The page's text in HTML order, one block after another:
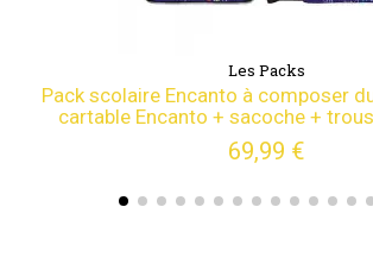
Les Packs
Pack scolaire Encanto à composer
cartable Encanto + sacoche +
69,99 €